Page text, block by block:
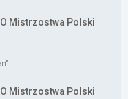
Mistrzostwa Polski
Mistrzostwa Polski